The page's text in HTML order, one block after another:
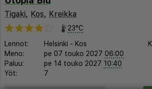
Tigaki, Kos, Kreikka
23°C
Lennot:
Helsinki - Kos
Meno:
pe 07 touko 2027 06:00
Paluu:
pe 14 touko 2027 10:40
Yöt:
7